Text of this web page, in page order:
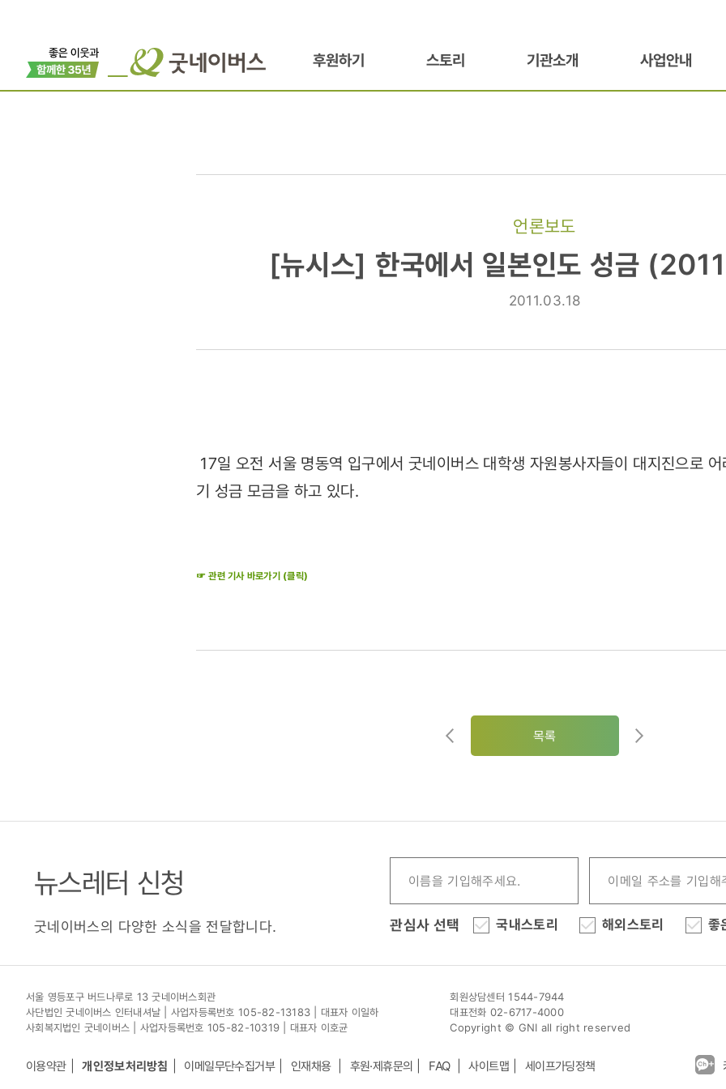
후원하기 스토리 기관소개 사업안내
언론보도
[뉴시스]
일본인도
[뉴시스] 한국에서 일본인도 성금
2011.03.18
17일 오전 서울 명동역 입구에서 굿네이버스 대학생 자원봉사자들이 대지진으로
기 성금 모금을 하고 있다.
☞ 관련 기사 바로가기 (클릭)
목록
뉴스레터 신청
굿네이버스의 다양한 소식을 전달합니다. 관심사 선택 국내스토리 해외스토리 좋
서울 영등포구 버드나루로 13 굿네이버스회관
사단법인 굿네이버스 인터내셔날 | 사업자등록번호 105-82-13183 | 대표자 이일하
사회복지법인 굿네이버스 | 사업자등록번호 105-82-10319 | 대표자 이호균
회원상담센터 1544-7944
대표전화 02-6717-4000
Copyright © GNI all right reserved
이용약관 개인정보처리방침 이메일무단수집거부 인재채용 후원·제휴문의 FAQ 사이트맵 세이프가딩정책